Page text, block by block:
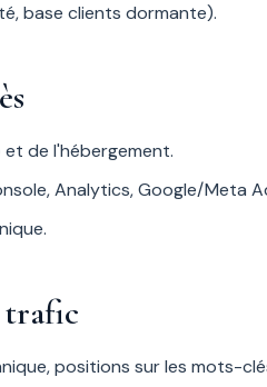
base clients dormante).
et de l'hébergement.
Analytics, Google/Meta
trafic
positions sur les mots-